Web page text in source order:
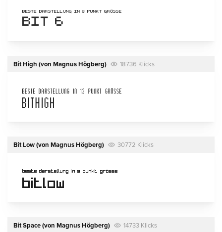
Bit High (von Magnus Högberg) 18736 Klicks
Bit Low(von Magnus Högberg) 30772 Klicks
Bit Space(von Magnus Högberg) 14733 Klicks